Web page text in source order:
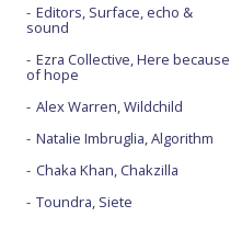
Editors, Surface, echo &
sound
Ezra Collective, Here because
of hope
Alex Warren, Wildchild
Natalie Imbruglia, Algorithm
Chaka Khan, Chakzilla
Toundra, Siete